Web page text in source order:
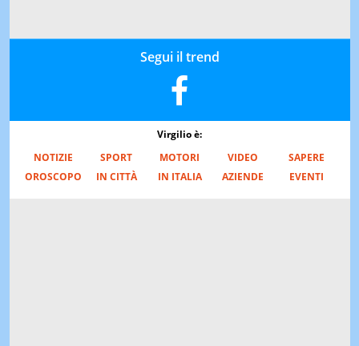
Segui il trend
Virgilio è:
NOTIZIE
SPORT MOTORI VIDEO
SAPERE
OROSCOPO
IN CITTÀ IN ITALIA AZIENDE EVENTI